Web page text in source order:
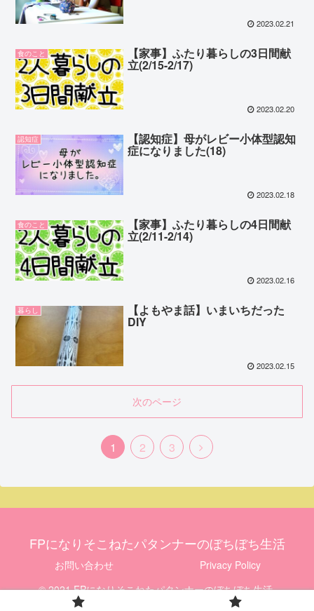
2023.02.21
食のこと 【家事】ふたり暮らしの3日間献
立(2/15-2/17)
2023.02.20
認知症 【認知症】母がレビー小体型認知
症になりました(18)
2023.02.18
食のこと 【家事】ふたり暮らしの4日間献
立(2/11-2/14)
2023.02.16
暮らし 【よもやま話】いまいちだった
DIY
2023.02.15
次のページ
1 2 3
FPになりそこねたパタンナーのぼちぼち生活
お問い合わせ
Privacy Policy
© 2021 FPになりそこねたパタンナーのぼちぼち生活.